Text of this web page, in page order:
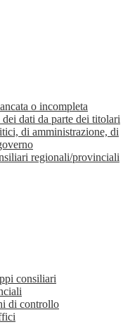
o incompleta
dati da parte dei titolari
di amministrazione, di
regionali/provinciali
consiliari
di controllo